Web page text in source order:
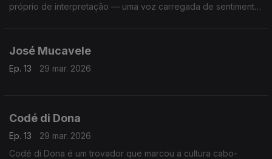
próprio de interpretação — uma voz carregada de sentimento,
José Mucavele
Ep. 13 29 mar. 2026
Codé di Dona
Ep. 13
29 mar. 2026
Codé di Dona é um trovador que marcou a cultura cabo-